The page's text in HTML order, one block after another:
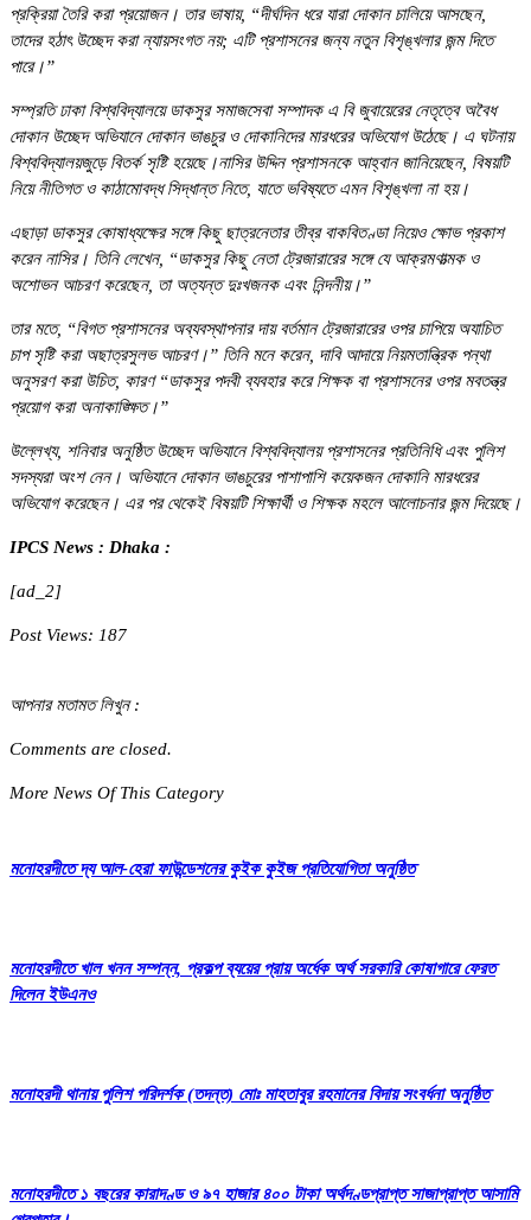
প্রক্রিয়া তৈরি করা প্রয়োজন। তার ভাষায়, “দীর্ঘদিন ধরে যারা দোকান চালিয়ে আসছেন,
তাদের হঠাৎ উচ্ছেদ করা ন্যায়সংগত নয়; এটি প্রশাসনের জন্য নতুন বিশৃঙ্খলার জন্ম দিতে
পারে।”
সম্প্রতি ঢাকা বিশ্ববিদ্যালয়ে ডাকসুর সমাজসেবা সম্পাদক এ বি জুবায়েরের নেতৃত্বে অবৈধ
দোকান উচ্ছেদ অভিযানে দোকান ভাঙচুর ও দোকানিদের মারধরের অভিযোগ উঠেছে। এ ঘটনায়
বিশ্ববিদ্যালয়জুড়ে বিতর্ক সৃষ্টি হয়েছে।নাসির উদ্দিন প্রশাসনকে আহ্বান জানিয়েছেন, বিষয়টি
নিয়ে নীতিগত ও কাঠামোবদ্ধ সিদ্ধান্ত নিতে, যাতে ভবিষ্যতে এমন বিশৃঙ্খলা না হয়।
এছাড়া ডাকসুর কোষাধ্যক্ষের সঙ্গে কিছু ছাত্রনেতার তীব্র বাকবিতণ্ডা নিয়েও ক্ষোভ প্রকাশ
করেন নাসির। তিনি লেখেন, “ডাকসুর কিছু নেতা ট্রেজারারের সঙ্গে যে আক্রমণাত্মক ও
অশোভন আচরণ করেছেন, তা অত্যন্ত দুঃখজনক এবং নিন্দনীয়।”
তার মতে, “বিগত প্রশাসনের অব্যবস্থাপনার দায় বর্তমান ট্রেজারারের ওপর চাপিয়ে অযাচিত
চাপ সৃষ্টি করা অছাত্রসুলভ আচরণ।” তিনি মনে করেন, দাবি আদায়ে নিয়মতান্ত্রিক পন্থা
অনুসরণ করা উচিত, কারণ “ডাকসুর পদবী ব্যবহার করে শিক্ষক বা প্রশাসনের ওপর মবতন্ত্র
প্রয়োগ করা অনাকাঙ্ক্ষিত।”
উল্লেখ্য, শনিবার অনুষ্ঠিত উচ্ছেদ অভিযানে বিশ্ববিদ্যালয় প্রশাসনের প্রতিনিধি এবং পুলিশ
সদস্যরা অংশ নেন। অভিযানে দোকান ভাঙচুরের পাশাপাশি কয়েকজন দোকানি মারধরের
অভিযোগ করেছেন। এর পর থেকেই বিষয়টি শিক্ষার্থী ও শিক্ষক মহলে আলোচনার জন্ম দিয়েছে।
IPCS News : Dhaka :
[ad_2]
Post Views: 187
আপনার মতামত লিখুন :
Comments are closed.
More News Of This Category
মনোহরদীতে দ্য আল-হেরা ফাউন্ডেশনের কুইক কুইজ প্রতিযোগিতা অনুষ্ঠিত
মনোহরদীতে খাল খনন সম্পন্ন, প্রকল্প ব্যয়ের প্রায় অর্ধেক অর্থ সরকারি কোষাগারে ফেরত
দিলেন ইউএনও
মনোহরদী থানায় পুলিশ পরিদর্শক (তদন্ত) মোঃ মাহতাবুর রহমানের বিদায় সংবর্ধনা অনুষ্ঠিত
মনোহরদীতে ১ বছরের কারাদণ্ড ও ৯৭ হাজার ৪০০ টাকা অর্থদণ্ডপ্রাপ্ত সাজাপ্রাপ্ত আসামি